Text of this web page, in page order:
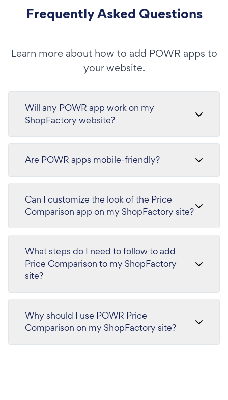
Frequently Asked Questions
Learn more about how to add POWR apps to
your website.
Will any POWR app work on my
ShopFactory website?
Are POWR apps mobile-friendly?
Can I customize the look of the Price
Comparison app on my ShopFactory site?
What steps do I need to follow to add
Price Comparison to my ShopFactory
site?
Why should I use POWR Price
Comparison on my ShopFactory site?